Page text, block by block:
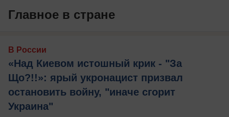
Главное в стране
В России
«Над Киевом истошный крик - "За
Що?!!»: ярый укронацист призвал
остановить войну, "иначе сгорит
Украина"